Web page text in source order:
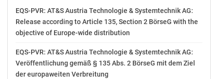
DES AUSSENDERS. www.ots.at
© Copyright APA-OTS Originaltext-Service GmbH und
der jeweilige Aussender
Gefällt mir:
EQS-PVR: AT&S Austria Technologie & Systemtechnik AG:
Release according to Article 135, Section 2 BörseG with the
objective of Europe-wide distribution
EQS-PVR: AT&S Austria Technologie & Systemtechnik AG:
Veröffentlichung gemäß § 135 Abs. 2 BörseG mit dem Ziel
der europaweiten Verbreitung